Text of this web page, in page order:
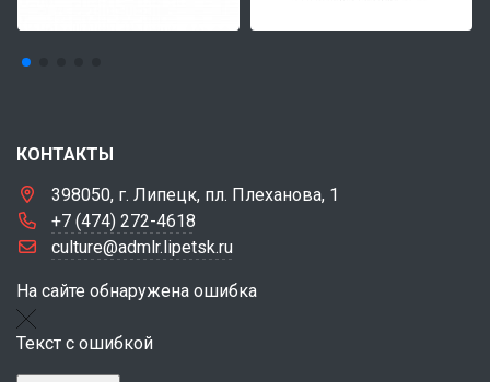
КОНТАКТЫ
398050, г. Липецк, пл. Плеханова, 1
+7 (474) 272-4618
culture@admlr.lipetsk.ru
На сайте обнаружена ошибка
Текст с ошибкой